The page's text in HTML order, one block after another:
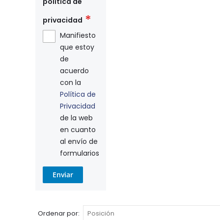
privacidad
Manifiesto
que estoy
de
acuerdo
con la
Política de
Privacidad
de la web
en cuanto
al envío de
formularios
Enviar
Ordenar por